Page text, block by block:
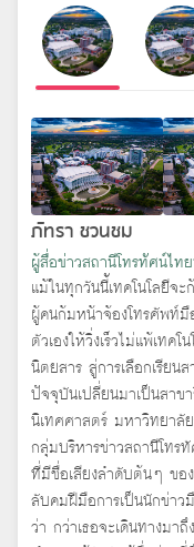
ภัทรา ชวนชม
ผู้สื่อข่าวสถานีโทรทัศน์ไท
แม้ในทุกวันนี้เทคโนโลยีจ
ผู้คนก้มหน้าจ้องโทรศัพท์
ตัวเองให้วิ่งเร็วไม่แพ้เทค
นิตยสาร สู่การเลือกเรีย
ปัจจุบันเปลี่ยนมาเป็นสา
นิเทศศาสตร์ มหาวิทยาลั
กลุ่มบริหารข่าวสถานีโทร
ที่มีชื่อเสียงลำดับต้นๆ ขอ
ลับคมฝีมือการเป็นนักข่า
ว่า กว่าเธอจะเดินทางมา